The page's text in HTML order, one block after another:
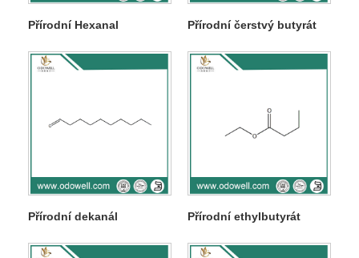
Přírodní Hexanal Přírodní čerstvý butyrát
Přírodní dekanál Přírodní ethylbutyrát